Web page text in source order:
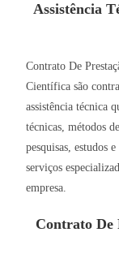
Assistência
Contrato De
Científica são
assistência técnica
técnicas, métodos
pesquisas, estudos
serviços
empresa.
Contrato De